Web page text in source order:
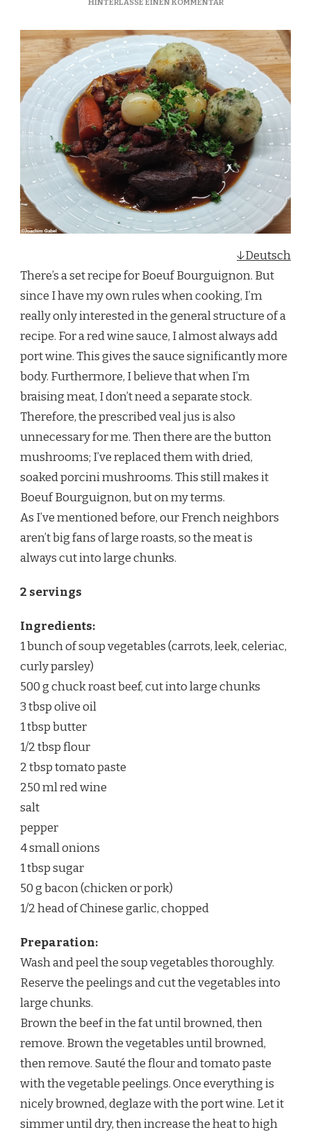
HINTERLASSE EINEN KOMMENTAR
BOURGUIGNON
↓Deutsch
There’s a set recipe for Boeuf Bourguignon. But
since I have my own rules when cooking, I’m
really only interested in the general structure of a
recipe. For a red wine sauce, I almost always add
port wine. This gives the sauce significantly more
body. Furthermore, I believe that when I’m
braising meat, I don’t need a separate stock.
Therefore, the prescribed veal jus is also
unnecessary for me. Then there are the button
mushrooms; I’ve replaced them with dried,
soaked porcini mushrooms. This still makes it
Boeuf Bourguignon, but on my terms.
As I’ve mentioned before, our French neighbors
aren’t big fans of large roasts, so the meat is
always cut into large chunks.
2 servings
Ingredients:
1 bunch of soup vegetables (carrots, leek, celeriac,
curly parsley)
500 g chuck roast beef, cut into large chunks
3 tbsp olive oil
1 tbsp butter
1/2 tbsp flour
2 tbsp tomato paste
250 ml red wine
salt
pepper
4 small onions
1 tbsp sugar
50 g bacon (chicken or pork)
1/2 head of Chinese garlic, chopped
Preparation:
Wash and peel the soup vegetables thoroughly.
Reserve the peelings and cut the vegetables into
large chunks.
Brown the beef in the fat until browned, then
remove. Brown the vegetables until browned,
then remove. Sauté the flour and tomato paste
with the vegetable peelings. Once everything is
nicely browned, deglaze with the port wine. Let it
simmer until dry, then increase the heat to high